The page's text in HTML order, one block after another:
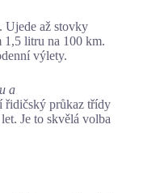
Ujede až stovky
1,5 litru na 100 km.
výlety.
a
řidičský průkaz třídy
Je to skvělá volba